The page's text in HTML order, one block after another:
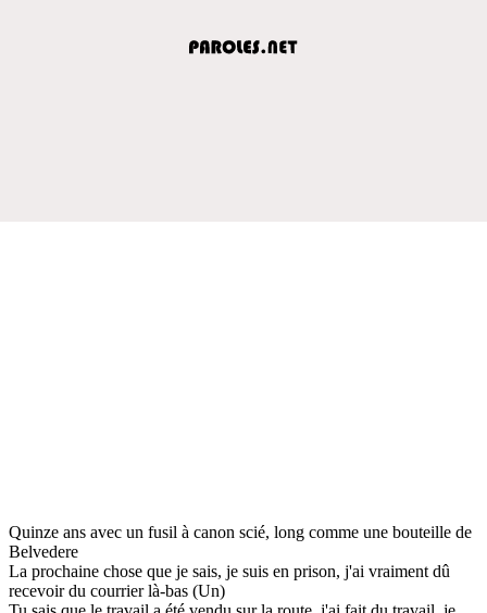
Quinze ans avec un fusil à canon scié, long comme une bouteille de
Belvedere
La prochaine chose que je sais, je suis en prison, j'ai vraiment dû
recevoir du courrier là-bas (Un)